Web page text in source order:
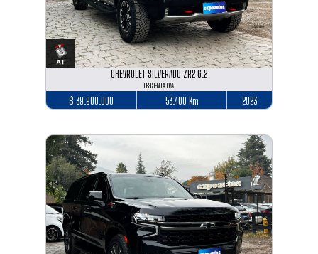
CHEVROLET SILVERADO ZR2 6.2
DESCUENTA IVA
$ 39.900.000 53.400 Km 2023